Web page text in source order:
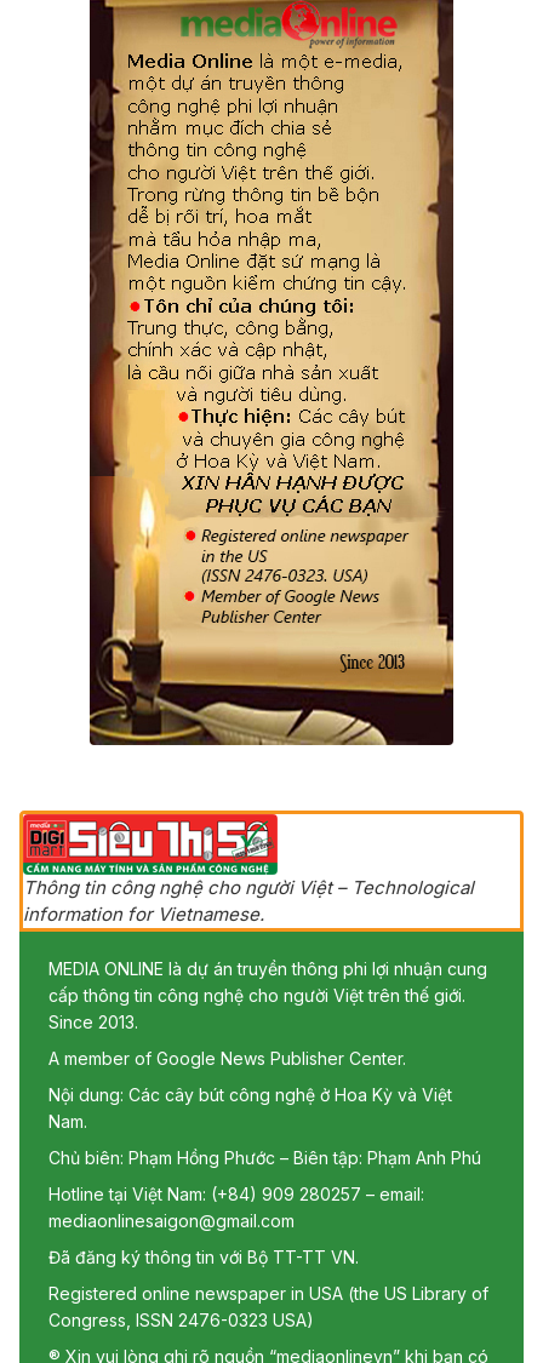
Thông tin công nghệ cho người Việt – Technological
information for Vietnamese.
MEDIA ONLINE là dự án truyền thông phi lợi nhuận cung
cấp thông tin công nghệ cho người Việt trên thế giới.
Since 2013.
A member of Google News Publisher Center.
Nội dung: Các cây bút công nghệ ở Hoa Kỳ và Việt
Nam.
Chủ biên: Phạm Hồng Phước – Biên tập: Phạm Anh Phú
Hotline tại Việt Nam: (+84) 909 280257 – email:
mediaonlinesaigon@gmail.com
Đã đăng ký thông tin với Bộ TT-TT VN.
Registered online newspaper in USA (the US Library of
Congress, ISSN 2476-0323 USA)
® Xin vui lòng ghi rõ nguồn “mediaonlinevn” khi bạn có